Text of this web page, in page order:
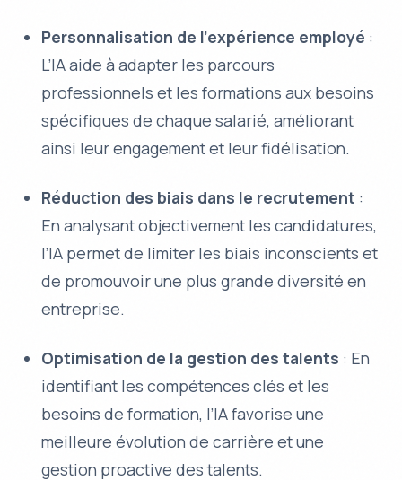
Personnalisation de l’expérience employé :
L’IA aide à adapter les parcours
professionnels et les formations aux besoins
spécifiques de chaque salarié, améliorant
ainsi leur engagement et leur fidélisation.
Réduction des biais dans le recrutement :
En analysant objectivement les candidatures,
l’IA permet de limiter les biais inconscients et
de promouvoir une plus grande diversité en
entreprise.
Optimisation de la gestion des talents : En
identifiant les compétences clés et les
besoins de formation, l’IA favorise une
meilleure évolution de carrière et une
gestion proactive des talents.